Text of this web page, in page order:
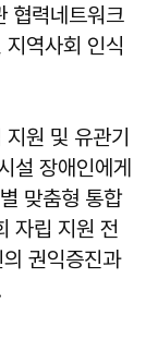
협력네트워크
역사회 인식
원 및 유관기
설 장애인에게
맞춤형 통합
자립 지원 전
권익증진과